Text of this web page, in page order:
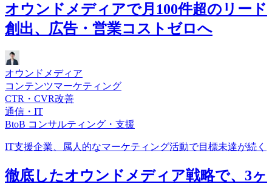
オウンドメディアで月100件超のリード
創出、広告・営業コストゼロへ
オウンドメディア
コンテンツマーケティング
CTR・CVR改善
通信・IT
BtoB コンサルティング・支援
IT支援企業、属人的なマーケティング活動で目標未達が続く
徹底したオウンドメディア戦略で、3ヶ